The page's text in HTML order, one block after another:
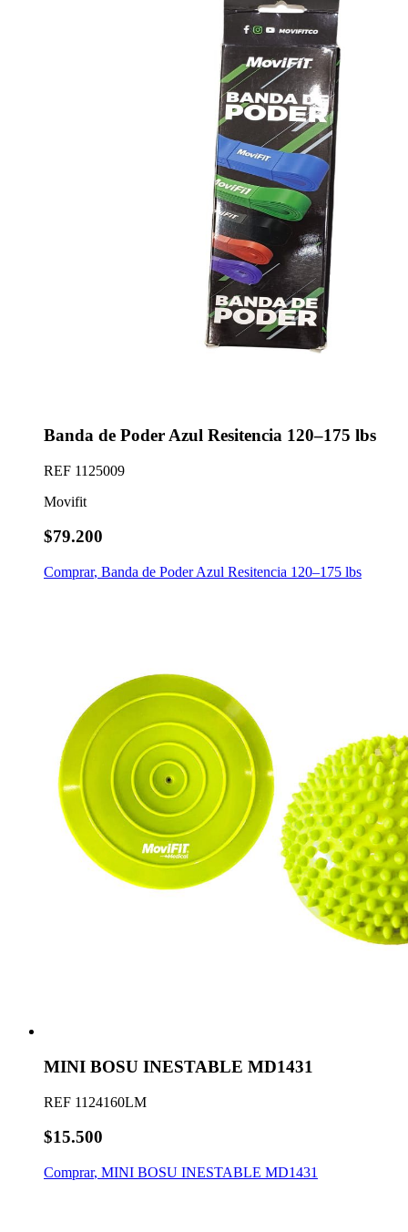
Banda de Poder Azul Resitencia 120–175 lbs
REF 1125009
Movifit
$79.200
Comprar, Banda de Poder Azul Resitencia 120–175 lbs
MINI BOSU INESTABLE MD1431
REF 1124160LM
$15.500
Comprar, MINI BOSU INESTABLE MD1431